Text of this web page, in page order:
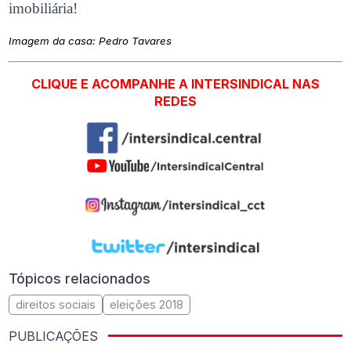
imobiliária!
Imagem da casa: Pedro Tavares
CLIQUE E ACOMPANHE A INTERSINDICAL NAS
REDES
Tópicos relacionados
direitos sociais eleições 2018
PUBLICAÇÕES